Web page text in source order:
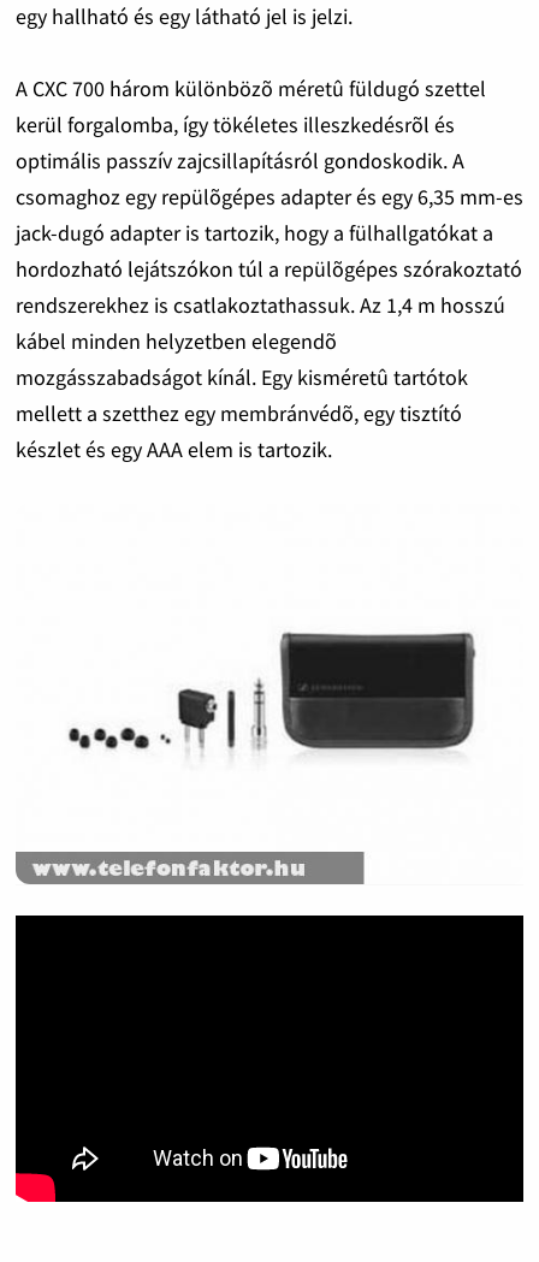
egy hallható és egy látható jel is jelzi.
A CXC 700 három különbözõ méretû füldugó szettel
kerül forgalomba, így tökéletes illeszkedésrõl és
optimális passzív zajcsillapításról gondoskodik. A
csomaghoz egy repülõgépes adapter és egy 6,35 mm-es
jack-dugó adapter is tartozik, hogy a fülhallgatókat a
hordozható lejátszókon túl a repülõgépes szórakoztató
rendszerekhez is csatlakoztathassuk. Az 1,4 m hosszú
kábel minden helyzetben elegendõ
mozgásszabadságot kínál. Egy kisméretû tartótok
mellett a szetthez egy membránvédõ, egy tisztító
készlet és egy AAA elem is tartozik.